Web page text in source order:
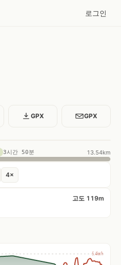
로그인
GPX GPX
3시간 50분 13.54km
4×
고도 119m
5.4km/h